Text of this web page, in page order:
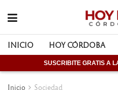
INICIO HOY CÓRDOBA
SUSCRIBITE GRATIS A
Inicio Sociedad